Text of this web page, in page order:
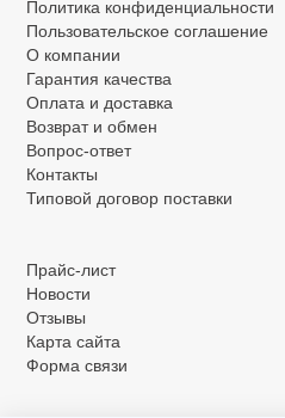
Политика конфиденциальности
Пользовательское соглашение
О компании
Гарантия качества
Оплата и доставка
Возврат и обмен
Вопрос-ответ
Контакты
Типовой договор поставки
Прайс-лист
Новости
Отзывы
Карта сайта
Форма связи